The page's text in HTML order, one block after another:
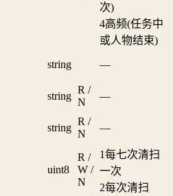
次)
4高频(任务中
或人物结束)
string —
string
R /
N
—
string
R /
N
—
uint8
R /
W /
N
1每七次清扫
一次
2每次清扫